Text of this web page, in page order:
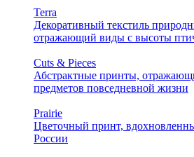
Terra
Декоративный текстиль
отражающий виды с высоты
Cuts & Pieces
Абстрактные принты,
предметов повседневной жизни
Prairie
Цветочный принт,
России